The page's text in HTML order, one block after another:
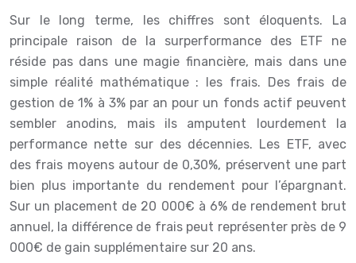
Sur le long terme, les chiffres sont éloquents. La
principale raison de la surperformance des ETF ne
réside pas dans une magie financière, mais dans une
simple réalité mathématique : les frais. Des frais de
gestion de 1% à 3% par an pour un fonds actif peuvent
sembler anodins, mais ils amputent lourdement la
performance nette sur des décennies. Les ETF, avec
des frais moyens autour de 0,30%, préservent une part
bien plus importante du rendement pour l’épargnant.
Sur un placement de 20 000€ à 6% de rendement brut
annuel, la différence de frais peut représenter près de 9
000€ de gain supplémentaire sur 20 ans.